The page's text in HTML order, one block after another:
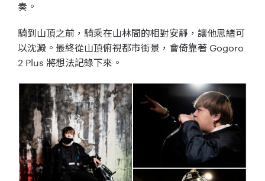
奏。
騎到山頂之前，騎乘在山林間的相對安靜，讓他思緒可
以沈澱。最終從山頂俯視都市街景，會倚靠著 Gogoro
2 Plus 將想法記錄下來。